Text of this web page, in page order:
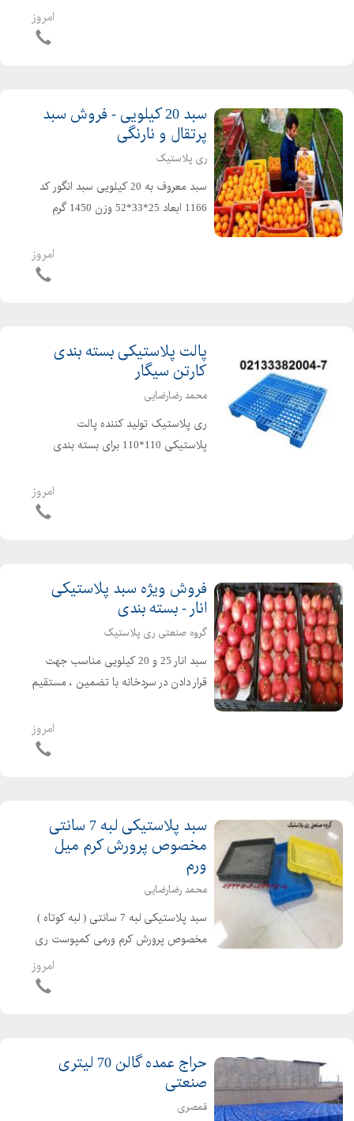
انواع سبد صنعتی انواع سبد میوه قفسامروز
سبد 20 کیلویی - فروش سبد
پرتقال و نارنگی
ری پلاستیک
سبد معروف به 20 کیلویی سبد انگور کد
1166 ابعاد 25*33*52 وزن 1450 گرم
مرکبات،سبد ماست دبه ای،سبد خرما،امروز
پالت پلاستیکی بسته بندی
کارتن سیگار
محمد رضارضایی
ری پلاستیک تولید کننده پالت
پلاستیکی 110*110 برای بسته بندی
- ۰۲۱۳۳۳۸۲۰۰۵ - ۰۲۱۳۳۳۸۲۰۰۴ -امروز
فروش ویژه سبد پلاستیکی
انار - بسته بندی
گروه صنعتی ری پلاستیک
سبد انار 25 و 20 کیلویی مناسب جهت
قرار دادن در سردخانه با تضمین ، مستقیم
کنید گروه صنعتی ری پلاستیک: ۰۲۱۳۳۳۸۲۰۰۶
امروز
سبد پلاستیکی لبه 7 سانتی
مخصوص پرورش کرم میل
ورم
محمد رضارضایی
سبد پلاستیکی لبه 7 سانتی ( لبه کوتاه )
مخصوص پرورش کرم ورمی کمپوست ری
پلاستیک تنها تولید کننده سبدهای لبه
کوتاه 7 سانتی مخصوص پرورش کرم میل
امروز
حراج عمده گالن 70 لیتری
صنعتی
قمصری